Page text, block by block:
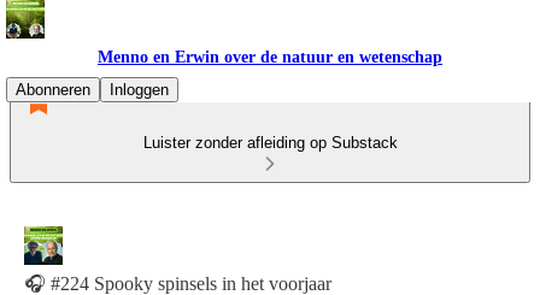
Menno en Erwin over de natuur en wetenschap
Abonneren
Inloggen
Luister zonder afleiding op Substack
🎧 #224 Spooky spinsels in het voorjaar